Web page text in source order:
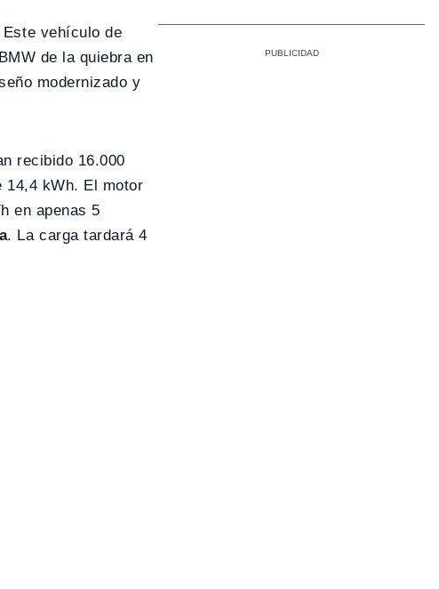
Este vehículo de
de la quiebra en
modernizado y
recibido 16.000
14,4 kWh. El motor
en apenas 5
. La carga tardará 4